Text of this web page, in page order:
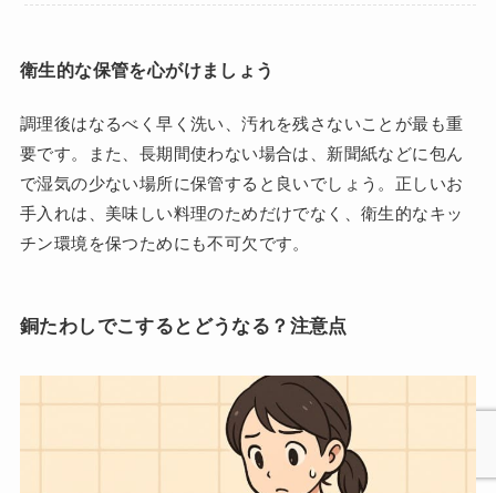
衛生的な保管を心がけましょう
調理後はなるべく早く洗い、汚れを残さないことが最も重
要です。また、長期間使わない場合は、新聞紙などに包ん
で湿気の少ない場所に保管すると良いでしょう。正しいお
手入れは、美味しい料理のためだけでなく、衛生的なキッ
チン環境を保つためにも不可欠です。
銅たわしでこするとどうなる？注意点